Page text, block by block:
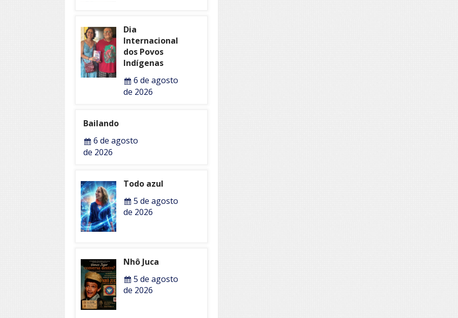
Dia
Internacional
dos Povos
Indígenas
6 de agosto
de 2026
Bailando
6 de agosto
de 2026
Todo azul
5 de agosto
de 2026
Nhô Juca
5 de agosto
de 2026